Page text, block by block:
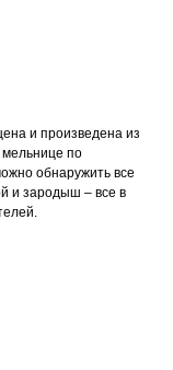
и произведена из
мельнице по
обнаружить все
и зародыш – все в